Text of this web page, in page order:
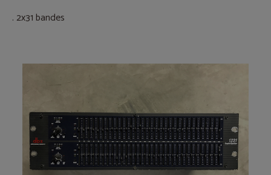
. 2x31 bandes